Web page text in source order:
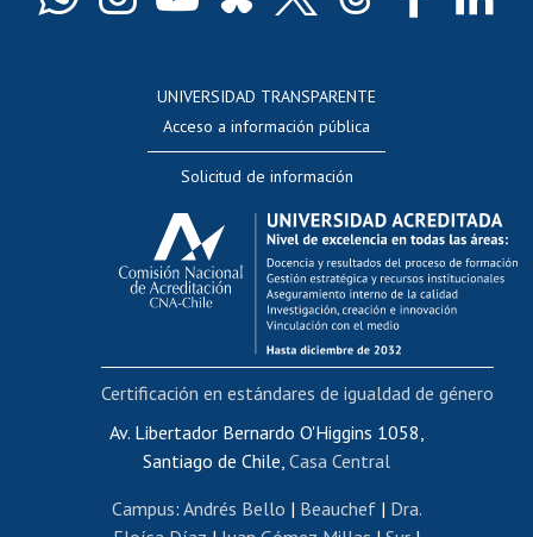
Docentes
Evaluación docente
Calificación académica
Postulación al AUCAI
Funcionarias/os
Cursos internos de capacitación
Bienestar del personal
Portal de movilidad interna
Certificado de renta
Certificado de renta honorarios
Editar páginas blancas
UNIVERSIDAD TRANSPARENTE
Acceso a información pública
Solicitud de información
Av. Libertador Bernardo O'Higgins 1058,
Santiago de Chile, Casa Central
Campus: Andrés Bello | Beauchef| Dra.
Certificación en estándares de igualdad de género